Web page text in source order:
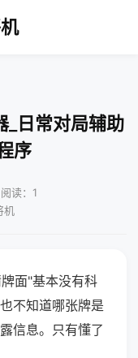
_日常对局辅助
序
读：1
机
面"基本没有科
不知道哪张牌是
信息。只有懂了